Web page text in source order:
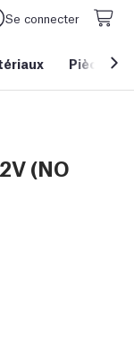
Se connecter
Pièces&
(NO